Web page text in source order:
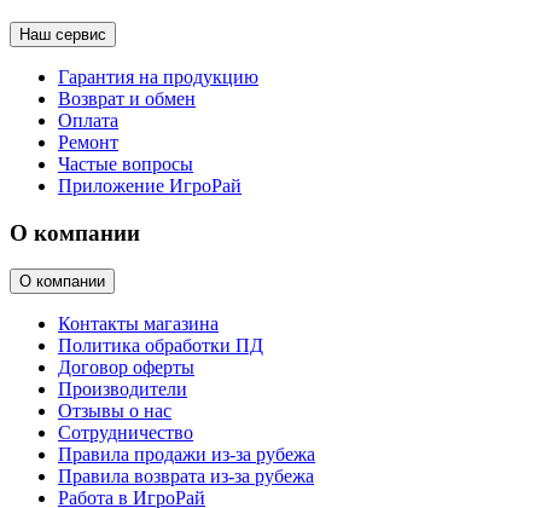
Наш сервис
Гарантия на продукцию
Возврат и обмен
Оплата
Ремонт
Частые вопросы
Приложение ИгроРай
О компании
О компании
Контакты магазина
Политика обработки ПД
Договор оферты
Производители
Отзывы о нас
Сотрудничество
Правила продажи из-за рубежа
Правила возврата из-за рубежа
Работа в ИгроРай